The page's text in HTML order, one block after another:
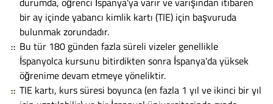
bir ay içinde yabancı kimlik kartı (TIE) için başvuruda
bulunmak zorundadır.
Bu tür 180 günden fazla süreli vizeler genellikle
İspanyolca kursunu bitirdikten sonra İspanya'da yüksek
öğrenime devam etmeye yöneliktir.
TIE kartı, kurs süresi boyunca (en fazla 1 yıl ve ikinci bir yıl